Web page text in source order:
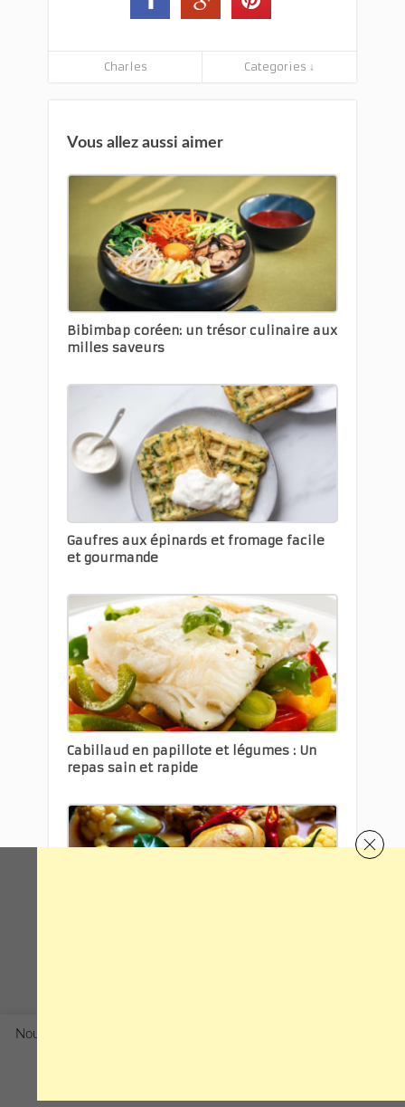
Charles Categories ↓
Vous allez aussi aimer
Bibimbap coréen: un trésor culinaire aux
milles saveurs
Gaufres aux épinards et fromage facile
et gourmande
Cabillaud en papillote et légumes : Un
repas sain et rapide
Nous utilisons des cookies pour améliorer votre expérience sur ce